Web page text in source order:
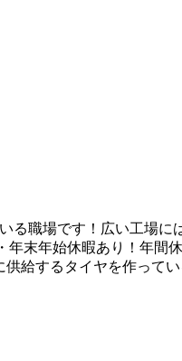
る職場です！広い工場に
末年始休暇あり！年間
給するタイヤを作って